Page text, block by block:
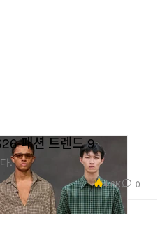
패션 트렌드 9
.
4.6K 0